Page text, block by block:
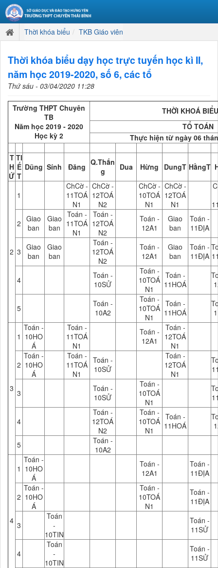
Thời khóa biểu TKB Giáo viên
Thời khóa biểu dạy học trực tuyến học kì II,
năm học 2019-2020, số 6, các tổ
Thứ sáu - 03/04/2020 11:28
Trường THPT Chuyên
TB
Năm học 2019 - 2020
Học kỳ 2
THỜI KHOÁ
TỔ TOÁN
Thực hiện từ ngày 06
T
H
Ứ
TI
Ế
T
Dũng Sính Đăng Q.Thắn
g
Dua Hừng DungT HằngT
2
1
ChCờ -
11TOÁ
N1
ChCờ -
12TOÁ
N2
ChCờ -
10TOÁ
N1
ChCờ -
12TOÁ
N1
2 Giao
ban
Giao
ban
Toán -
11TOÁ
N1
Toán -
12TOÁ
N2
Toán -
12A1
Giao
ban
Toán -
11ĐỊA
3 Giao
ban
Giao
ban
Toán -
12TOÁ
N2
Toán -
12A1
Giao
ban
Toán -
11ĐỊA
4
Toán -
10SỬ
Toán -
10TOÁ
N1
Toán -
11HOÁ
5
Toán -
10A2
Toán -
10TOÁ
N1
Toán -
11HOÁ
3
1
Toán -
10HO
Á
Toán -
11TOÁ
N1
Toán -
12A1
Toán -
12TOÁ
N1
2
Toán -
10HO
Á
Toán -
11TOÁ
N1
Toán -
10SỬ
Toán -
12TOÁ
N1
3
Toán -
10SỬ
Toán -
10TOÁ
N1
4
Toán -
12TOÁ
N2
Toán -
10TOÁ
N1
Toán -
11HOÁ
5
Toán -
10A2
4
1
Toán -
10HO
Á
Toán -
12A1
Toán -
11ĐỊA
2
Toán -
10HO
Á
Toán -
10TOÁ
N1
Toán -
11ĐỊA
3
Toán
-
10TIN
Toán -
11SỬ
4
Toán
-
10TIN
Toán -
11SỬ